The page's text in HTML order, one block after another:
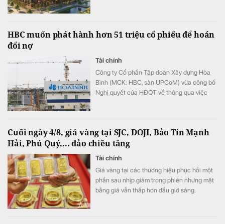
HBC muốn phát hành hơn 51 triệu cổ phiếu để hoán
đổi nợ
Tài chính
Công ty Cổ phần Tập đoàn Xây dựng Hòa
Bình (MCK: HBC, sàn UPCoM) vừa công bố
Nghị quyết của HĐQT về thông qua việc
Cuối ngày 4/8, giá vàng tại SJC, DOJI, Bảo Tín Mạnh
Hải, Phú Quý,... đảo chiều tăng
Tài chính
Giá vàng tại các thương hiệu phục hồi một
phần sau nhịp giảm trong phiên nhưng mặt
bằng giá vẫn thấp hơn đầu giờ sáng.